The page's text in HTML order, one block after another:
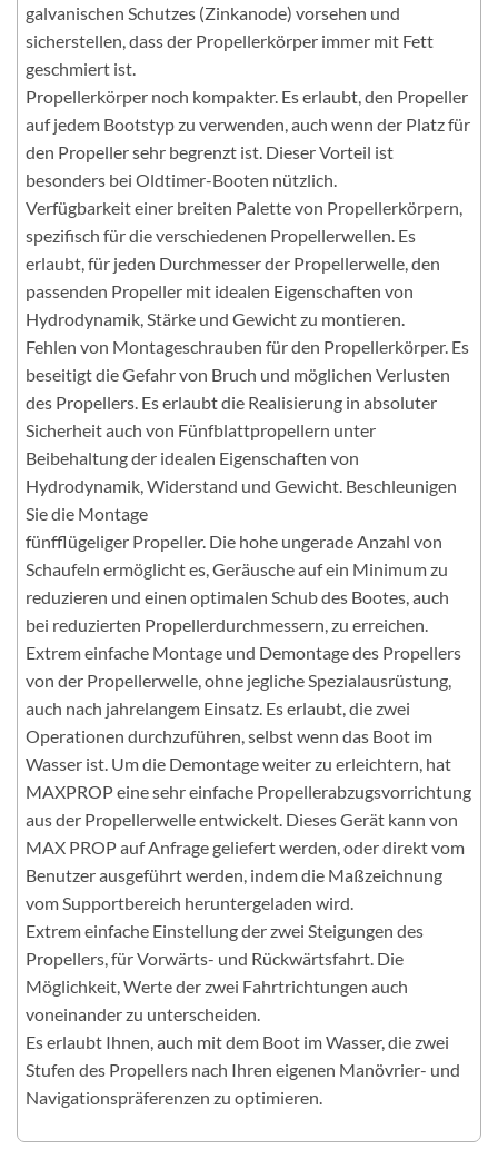
galvanischen Schutzes (Zinkanode) vorsehen und
sicherstellen, dass der Propellerkörper immer mit Fett
geschmiert ist.
Propellerkörper noch kompakter. Es erlaubt, den Propeller
auf jedem Bootstyp zu verwenden, auch wenn der Platz für
den Propeller sehr begrenzt ist. Dieser Vorteil ist
besonders bei Oldtimer-Booten nützlich.
Verfügbarkeit einer breiten Palette von Propellerkörpern,
spezifisch für die verschiedenen Propellerwellen. Es
erlaubt, für jeden Durchmesser der Propellerwelle, den
passenden Propeller mit idealen Eigenschaften von
Hydrodynamik, Stärke und Gewicht zu montieren.
Fehlen von Montageschrauben für den Propellerkörper. Es
beseitigt die Gefahr von Bruch und möglichen Verlusten
des Propellers. Es erlaubt die Realisierung in absoluter
Sicherheit auch von Fünfblattpropellern unter
Beibehaltung der idealen Eigenschaften von
Hydrodynamik, Widerstand und Gewicht. Beschleunigen
Sie die Montage
fünfflügeliger Propeller. Die hohe ungerade Anzahl von
Schaufeln ermöglicht es, Geräusche auf ein Minimum zu
reduzieren und einen optimalen Schub des Bootes, auch
bei reduzierten Propellerdurchmessern, zu erreichen.
Extrem einfache Montage und Demontage des Propellers
von der Propellerwelle, ohne jegliche Spezialausrüstung,
auch nach jahrelangem Einsatz. Es erlaubt, die zwei
Operationen durchzuführen, selbst wenn das Boot im
Wasser ist. Um die Demontage weiter zu erleichtern, hat
MAXPROP eine sehr einfache Propellerabzugsvorrichtung
aus der Propellerwelle entwickelt. Dieses Gerät kann von
MAX PROP auf Anfrage geliefert werden, oder direkt vom
Benutzer ausgeführt werden, indem die Maßzeichnung
vom Supportbereich heruntergeladen wird.
Extrem einfache Einstellung der zwei Steigungen des
Propellers, für Vorwärts- und Rückwärtsfahrt. Die
Möglichkeit, Werte der zwei Fahrtrichtungen auch
voneinander zu unterscheiden.
Es erlaubt Ihnen, auch mit dem Boot im Wasser, die zwei
Stufen des Propellers nach Ihren eigenen Manövrier- und
Navigationspräferenzen zu optimieren.